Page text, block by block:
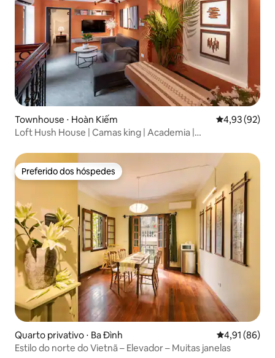
Townhouse ⋅ Hoàn Kiếm 4,93 de uma
4,93 (92)
Loft Hush House | Camas king | Academia |
Preferido dos hóspedes
Preferido dos hóspedes
Quarto privativo ⋅ Ba Đình 4,91 de uma
4,91 (86)
Estilo do norte do Vietnã – Elevador – Muitas janelas